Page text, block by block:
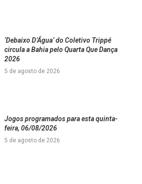
‘Debaixo D’Água’ do Coletivo Trippé
circula a Bahia pelo Quarta Que Dança
2026
5 de agosto de 2026
Jogos programados para esta quinta-
feira, 06/08/2026
5 de agosto de 2026